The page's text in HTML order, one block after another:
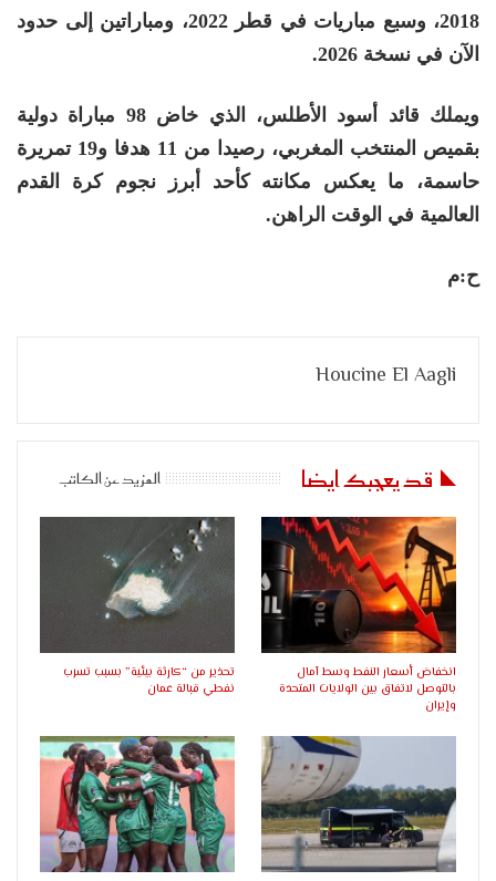
2018، وسبع مباريات في قطر 2022، ومباراتين إلى حدود
الآن في نسخة 2026.
ويملك قائد أسود الأطلس، الذي خاض 98 مباراة دولية
بقميص المنتخب المغربي، رصيدا من 11 هدفا و19 تمريرة
حاسمة، ما يعكس مكانته كأحد أبرز نجوم كرة القدم
العالمية في الوقت الراهن.
ح:م
Houcine El Aagli
قد يعجبك ايضا المزيد عن الكاتب
انخفاض أسعار النفط وسط آمال
بالتوصل لاتفاق بين الولايات المتحدة
وإيران
تحذير من “كارثة بيئية” بسبب تسرب
نفطي قبالة عمان